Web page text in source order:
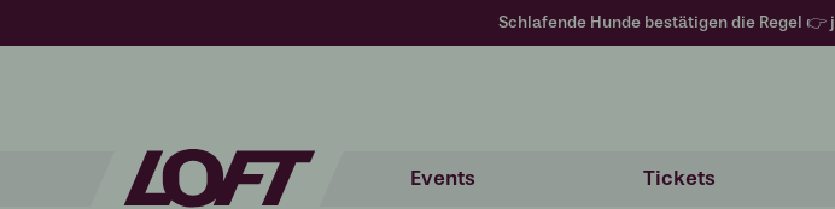
Schlafende Hunde bestätigen die Regel 👉
Events Tickets